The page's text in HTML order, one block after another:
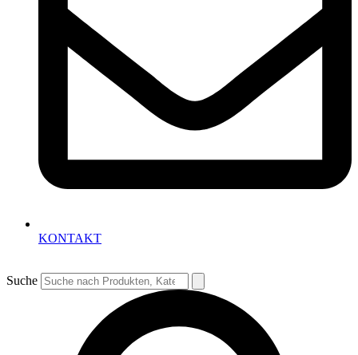
KONTAKT
Suche